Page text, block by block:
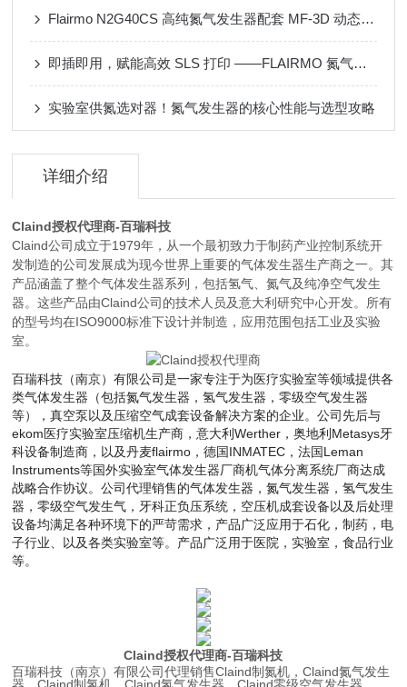
Flairmo N2G40CS 高纯氮气发生器配套 MF-3D 动态配气装置应用案例
即插即用，赋能高效 SLS 打印 ——FLAIRMO 氮气发生器应用成功案例
实验室供氮选对器！氮气发生器的核心性能与选型攻略
详细介绍
Claind授权代理商-百瑞科技
Claind公司成立于1979年，从一个最初致力于制药产业控制系统开
发制造的公司发展成为现今世界上重要的气体发生器生产商之一。其
产品涵盖了整个气体发生器系列，包括氢气、氮气及纯净空气发生
器。这些产品由Claind公司的技术人员及意大利研究中心开发。所有
的型号均在ISO9000标准下设计并制造，应用范围包括工业及实验
室。
百瑞科技（南京）有限公司是一家专注于为医疗实验室等领域提供各
类气体发生器（包括氮气发生器，氢气发生器，零级空气发生器
等），真空泵以及压缩空气成套设备解决方案的企业。公司先后与
ekom医疗实验室压缩机生产商，意大利Werther，奥地利Metasys牙
科设备制造商，以及丹麦flairmo，德国INMATEC，法国Leman
Instruments等国外实验室气体发生器厂商机气体分离系统厂商达成
战略合作协议。公司代理销售的气体发生器，氮气发生器，氢气发生
器，零级空气发生气，牙科正负压系统，空压机成套设备以及后处理
设备均满足各种环境下的严苛需求，产品广泛应用于石化，制药，电
子行业、以及各类实验室等。产品广泛用于医院，实验室，食品行业
等。
Claind授权代理商-百瑞科技
百瑞科技（南京）有限公司代理销售Claind制氮机 ，Claind氮气发生